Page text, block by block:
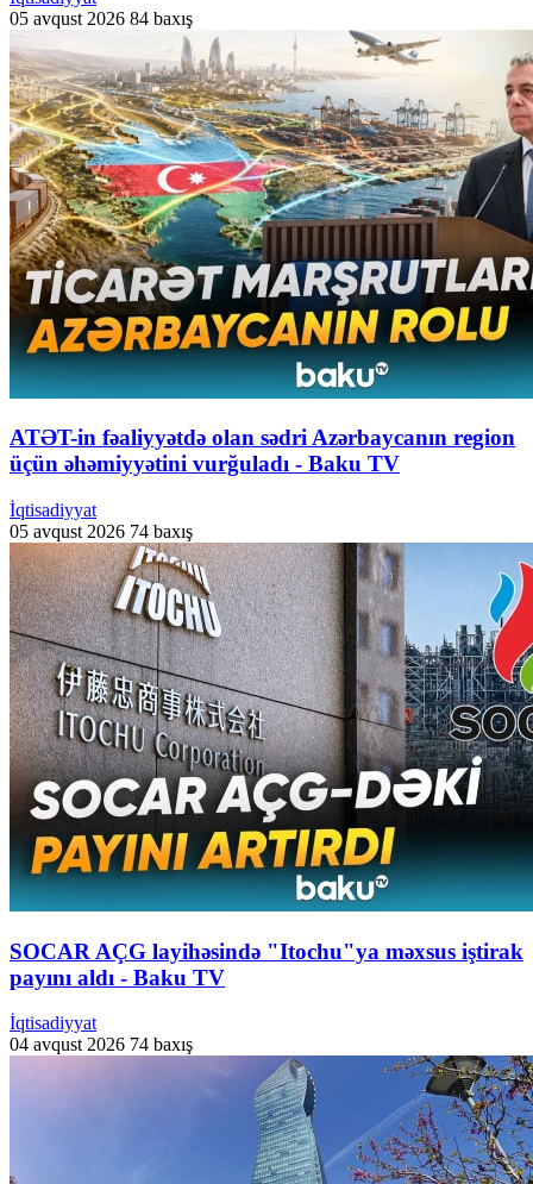
05 avqust 2026 84 baxış
ATƏT-in fəaliyyətdə olan sədri Azərbaycanın region
üçün əhəmiyyətini vurğuladı - Baku TV
İqtisadiyyat
05 avqust 2026 74 baxış
SOCAR AÇG layihəsində "Itochu"ya məxsus iştirak
payını aldı - Baku TV
İqtisadiyyat
04 avqust 2026 74 baxış